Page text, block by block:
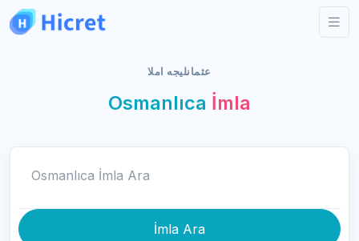
عثمانليجه املا
Osmanlıca İmla
İmla Ara